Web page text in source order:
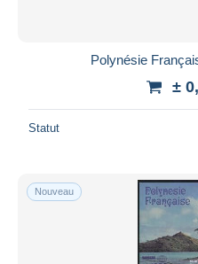
Polynésie
±
Statut
Nouveau